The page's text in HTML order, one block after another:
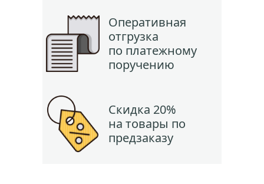
Оперативная
отгрузка
по платежному
поручению
Скидка 20%
на товары по
предзаказу